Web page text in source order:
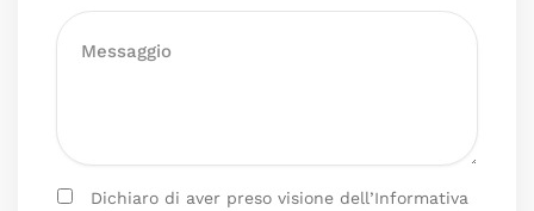
Dichiaro di aver preso visione dell’Informativa